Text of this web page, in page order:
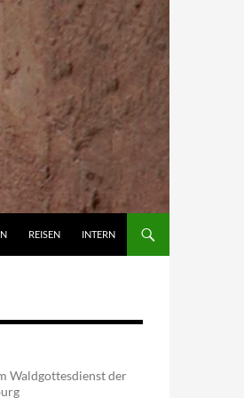
REISEN INTERN
Waldgottesdienst der